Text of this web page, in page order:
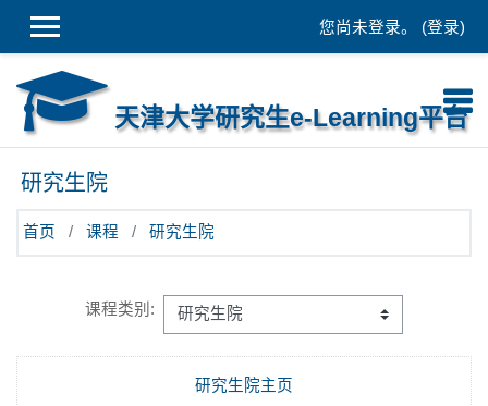
您尚未登录。 (登录)
天津大学研究生e-Learning平台
研究生院
首页 课程 研究生院
课程类别:
研究生院主页